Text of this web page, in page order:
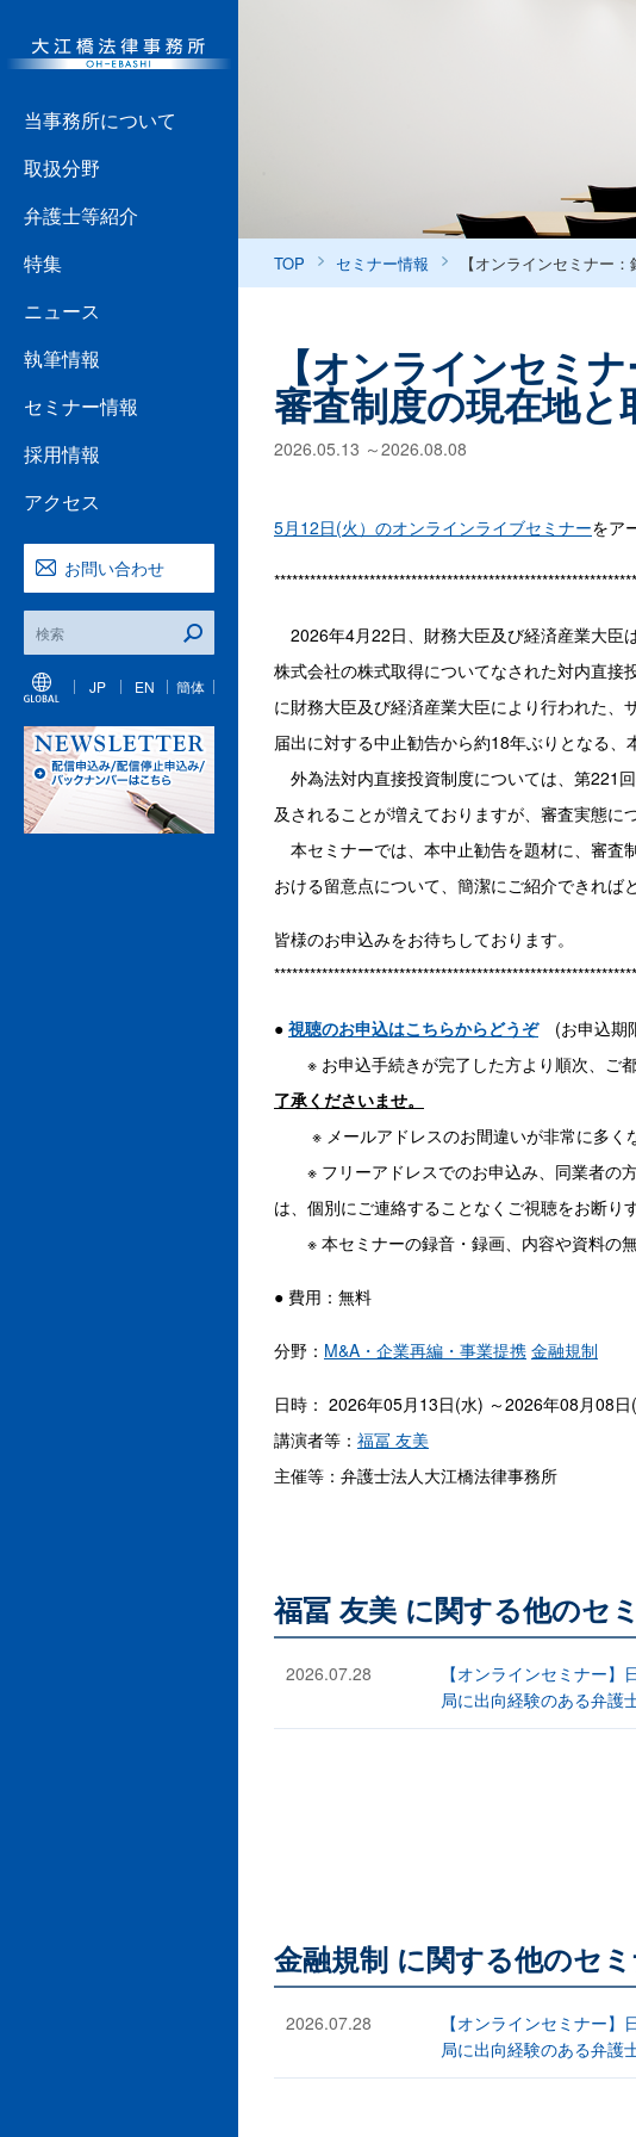
当事務所について
取扱分野
弁護士等紹介
特集
ニュース
執筆情報
セミナー情報
採用情報
アクセス
お問い合わせ
JP EN 簡体
TOP セミナー情報 【オンラインセミナー
【オンラインセミ
審査制度の現在地
2026.05.13 ～2026.08.08
5月12日(火）のオンラインライブセミナーをア
2026年4月22日、財務大臣及び経済産業大臣
株式会社の株式取得についてなされた対内直
に財務大臣及び経済産業大臣により行われた
届出に対する中止勧告から約18年ぶりとなる、
外為法対内直接投資制度については、第221
及されることが増えておりますが、審査実態に
本セミナーでは、本中止勧告を題材に、審査
おける留意点について、簡潔にご紹介できれば
皆様のお申込みをお待ちしております。
● 視聴のお申込はこちらからどうぞ(お申込期限
※ お申込手続きが完了した方より順次、ご都
了承くださいませ。
※ メールアドレスのお間違いが非常に多くな
※ フリーアドレスでのお申込み、同業者の方
は、個別にご連絡することなくご視聴をお断り
※ 本セミナーの録音・録画、内容や資料の無
● 費用：無料
分野： M&A・企業再編・事業提携 金融規制
日時： 2026年05月13日(水) ～2026年08月08日
講演者等： 福冨 友美
主催等：弁護士法人大江橋法律事務所
福冨 友美 に関する他のセ
2026.07.28
【オンラインセミナー
局に出向経験のある弁護
金融規制 に関する他のセ
2026.07.28
【オンラインセミナー
局に出向経験のある弁護